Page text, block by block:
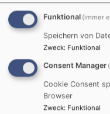
erleben, die
lässt. Ein herzlicher
für die Musik, die
die Organisation
Text: Hans-Jürgen
Funktional (immer
Speichern von
Zweck: Funktional
Consent Manager
Cookie Consent
Browser
Zweck: Funktional